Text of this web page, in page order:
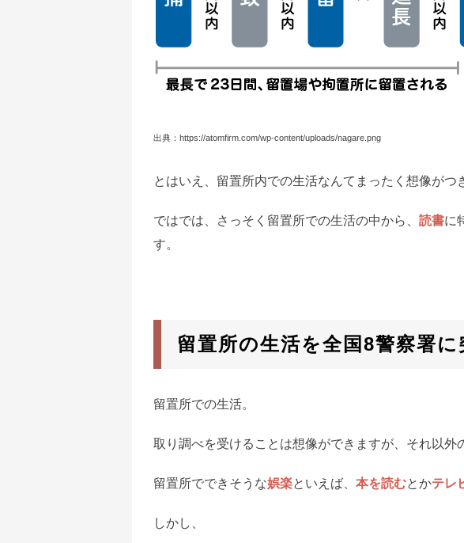
出典：https://atomfirm.com/wp-content/uploads/nagare.png
とはいえ、留置所内での生活なんてまったく想像がつ
ではでは、さっそく留置所での生活の中から、読書に
す。
留置所の生活を全国8警察署に
留置所での生活。
取り調べを受けることは想像ができますが、それ以外
留置所でできそうな娯楽といえば、本を読むとかテレ
しかし、